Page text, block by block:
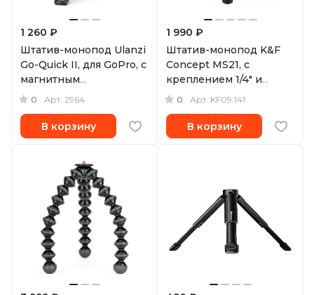
1 260 ₽
Штатив-монопод Ulanzi
Go-Quick II, для GoPro, с
магнитным
креплением
0 Арт. 2964
В корзину
1 990 ₽
Штатив-монопод K&F
Concept MS21, с
креплением 1/4" и
адаптером для GoPro
0 Арт. KF09.141
В корзину